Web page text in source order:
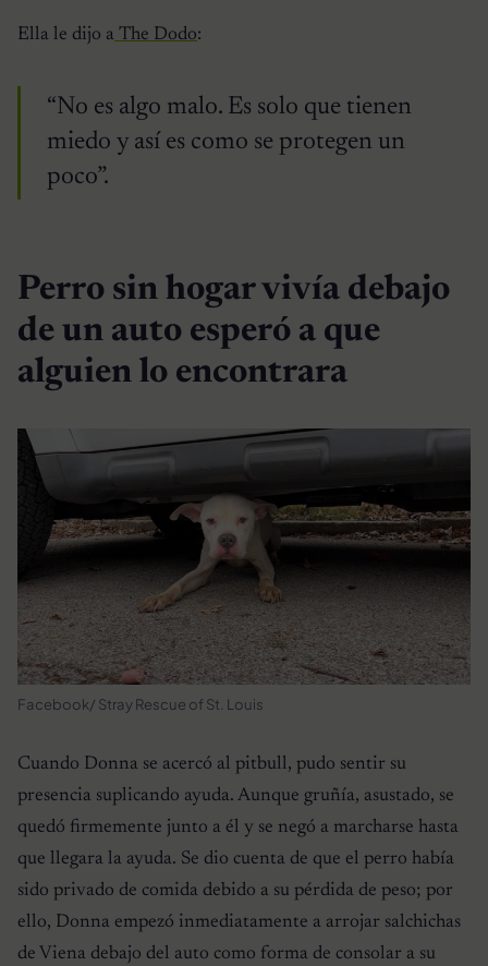
Ella le dijo a The Dodo:
“No es algo malo. Es solo que tienen
miedo y así es como se protegen un
poco”.
Perro sin hogar vivía debajo
de un auto esperó a que
alguien lo encontrara
Facebook/ Stray Rescue of St. Louis
Cuando Donna se acercó al pitbull, pudo sentir su
presencia suplicando ayuda. Aunque gruñía, asustado, se
quedó firmemente junto a él y se negó a marcharse hasta
que llegara la ayuda. Se dio cuenta de que el perro había
sido privado de comida debido a su pérdida de peso; por
ello, Donna empezó inmediatamente a arrojar salchichas
de Viena debajo del auto como forma de consolar a su